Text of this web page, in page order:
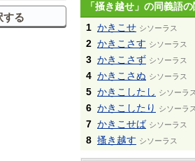
「掻き越せ」の同義語
1 かきこせ シソーラス
2 かきこさす シソーラス
3 かきこさず シソーラス
4 かきこさぬ シソーラス
5 かきこしたし シソーラス
6 かきこしたり シソーラス
7 かきこせば シソーラス
8 搔き越す シソーラス